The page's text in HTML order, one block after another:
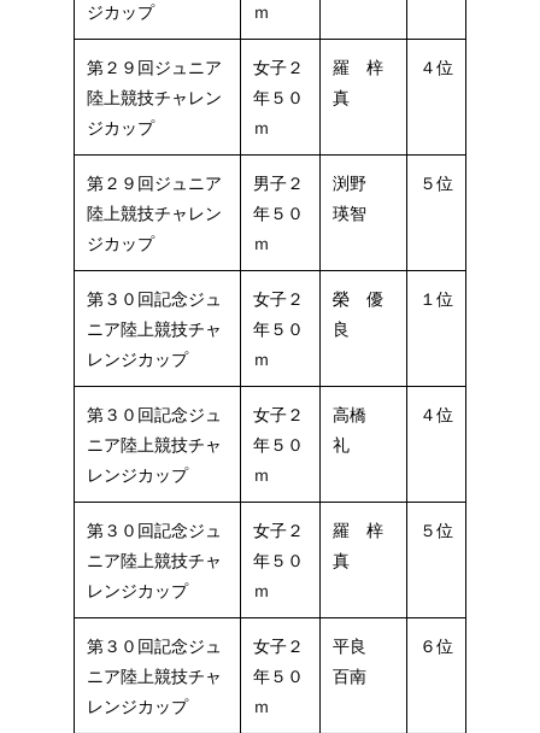
ジカップ
ｍ
第２９回ジュニア
陸上競技チャレン
ジカップ
女子２
年５０
ｍ
羅 梓
真
４位
第２９回ジュニア
陸上競技チャレン
ジカップ
男子２
年５０
ｍ
渕野
瑛智
５位
第３０回記念ジュ
ニア陸上競技チャ
レンジカップ
女子２
年５０
ｍ
榮 優
良
１位
第３０回記念ジュ
ニア陸上競技チャ
レンジカップ
女子２
年５０
ｍ
高橋
礼
４位
第３０回記念ジュ
ニア陸上競技チャ
レンジカップ
女子２
年５０
ｍ
羅 梓
真
５位
第３０回記念ジュ
ニア陸上競技チャ
レンジカップ
女子２
年５０
ｍ
平良
百南
６位